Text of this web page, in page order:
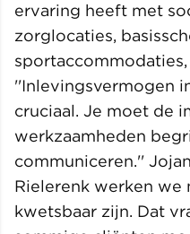
ervaring heeft met
zorglocaties,
''Inlevingsvermogen
cruciaal. Je moet de
werkzaamheden
communiceren.''
Rielerenk werken we
kwetsbaar zijn. Dat